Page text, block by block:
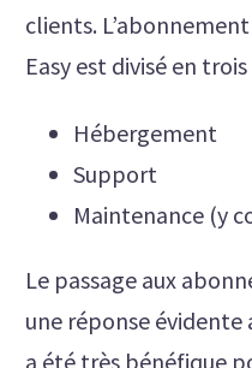
clients.
Easy est divisé en
Hébergement
Support
Maintenance (y
Le passage aux
une réponse
a été très bénéfique